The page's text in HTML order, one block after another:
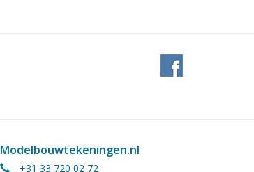
Modelbouwtekeningen.nl
+31 33 720 02 72